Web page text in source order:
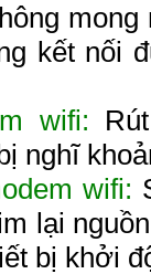
mong
kết nối
wifi:
nghĩ
wifi:
lại
bị khởi